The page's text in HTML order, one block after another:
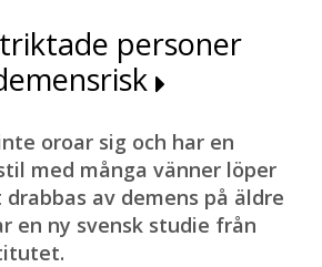
personer
oroar sig och har en
med många vänner löper
av demens på äldre
en ny svensk studie från